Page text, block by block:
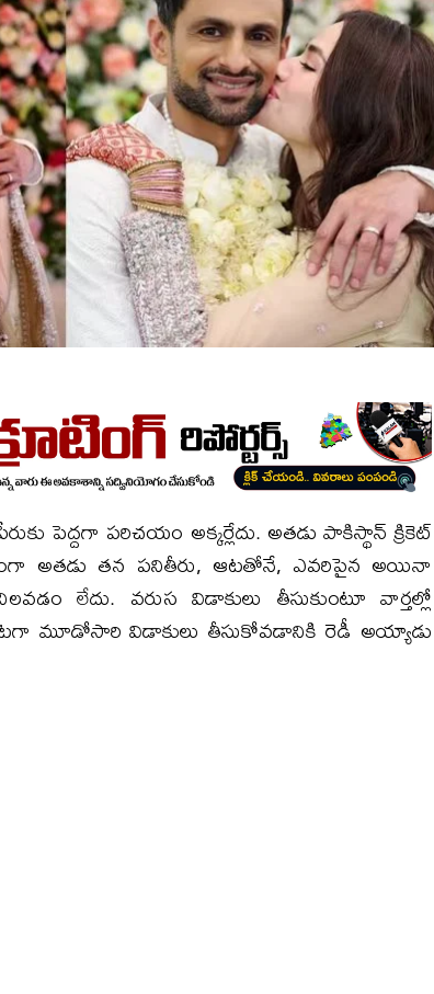
పెద్దగా పరిచయం అక్కర్లేదు. అతడు పాకిస్థాన్ క్రికెట్
అతడు తన పనితీరు, ఆటతోనే, ఎవరిపైన అయినా
లేదు. వరుస విడాకులు తీసుకుంటూ వార్తల్లో
మూడోసారి విడాకులు తీసుకోవడానికి రెడీ అయ్యాడు